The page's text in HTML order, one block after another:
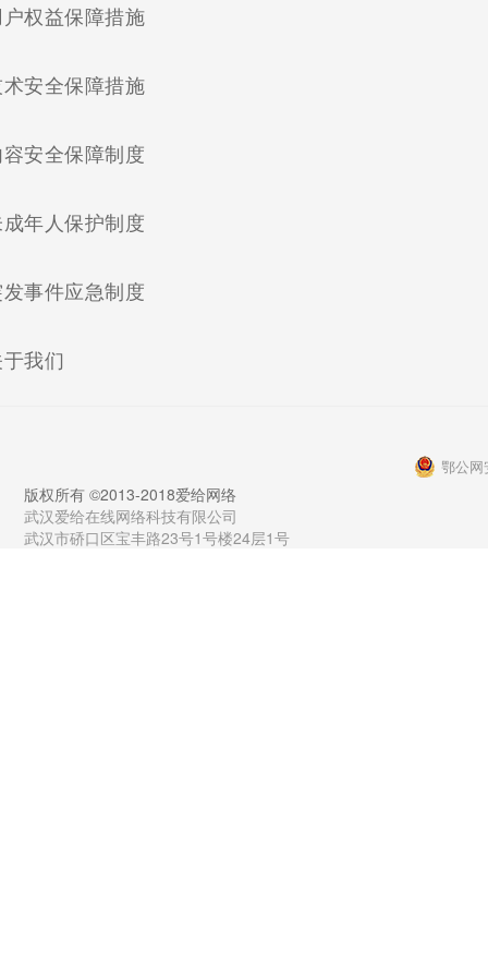
权益保障措施(current)
安全保障措施(current)
安全保障制度
年人保护制度
事件应急制度
我们
鄂公网
版权所有 ©2013-2018爱给网络
武汉爱给在线网络科技有限公司
武汉市硚口区宝丰路23号1号楼24层1号